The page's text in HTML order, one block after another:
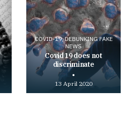
COVID-19, DEBUNKING FAKE
NEWS
Covid 19 does not
discriminate
13 April 2020